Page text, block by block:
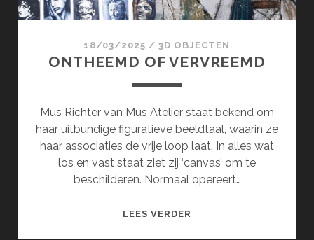
18/03/2025 /3D OBJECTEN
ONTHEEMD OF VERVREEMD
Mus Richter van Mus Atelier staat bekend om
haar uitbundige figuratieve beeldtaal, waarin ze
haar associaties de vrije loop laat. In alles wat
los en vast staat ziet zij ‘canvas’ om te
beschilderen. Normaal opereert…
LEES VERDER